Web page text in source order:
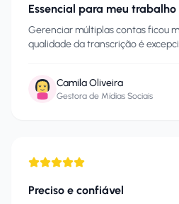
Essencial para meu trabalho
Gerenciar múltiplas contas ficou
qualidade da transcrição é
Camila Oliveira
Gestora de Mídias Sociais
Preciso e confiável